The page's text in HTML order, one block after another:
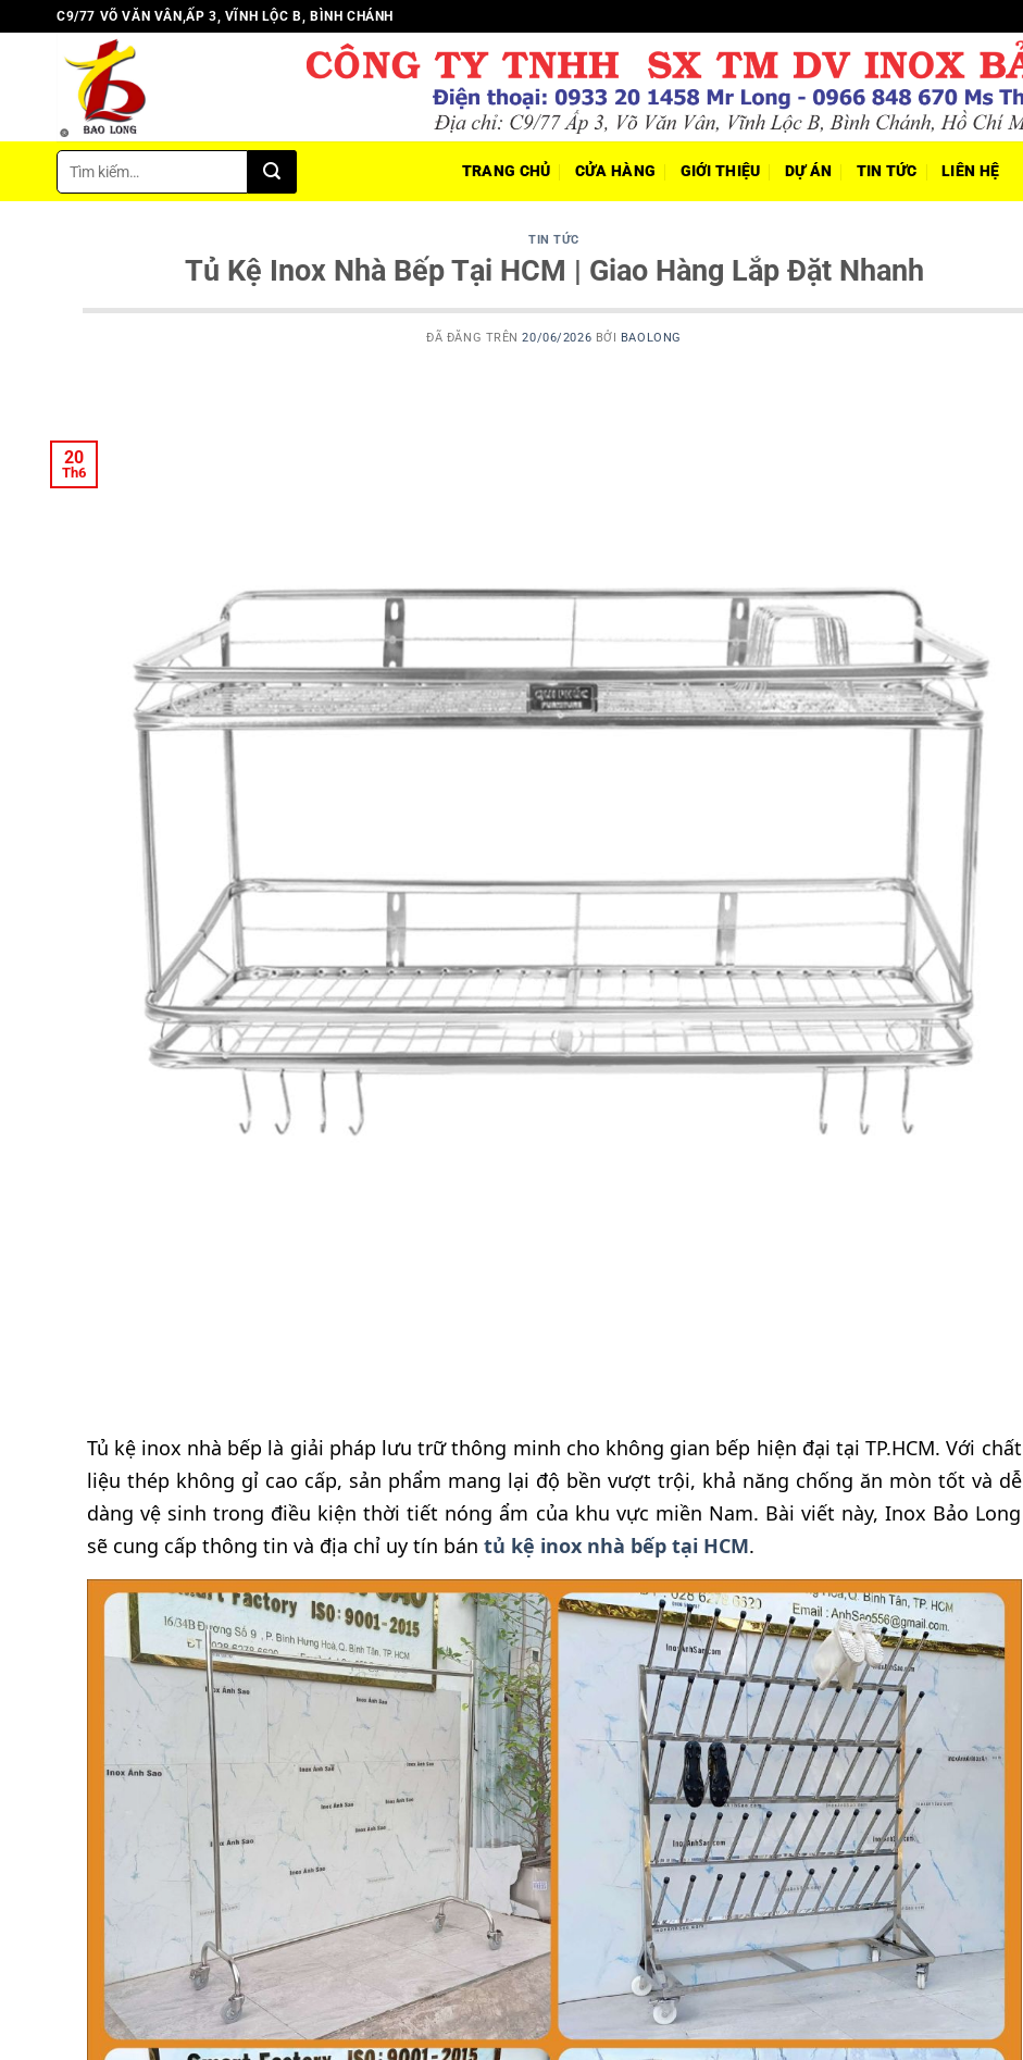
đến
C9/77 VÕ VĂN VÂN,ẤP 3, VĨNH LỘC B, BÌNH CHÁNH
Tìm
kiếm:
TRANG CHỦ CỬA HÀNG GIỚI THIỆU DỰ ÁN TIN TỨC LIÊN HỆ
TIN TỨC
Tủ Kệ Inox Nhà Bếp Tại HCM | Giao Hàng Lắp Đặt Nhanh
ĐÃ ĐĂNG TRÊN20/06/2026 BỞI BAOLONG
20
Th6
Tủ kệ inox nhà bếp là giải pháp lưu trữ thông minh cho không gian bếp hiện đại tại TP.HCM. Với chất
liệu thép không gỉ cao cấp, sản phẩm mang lại độ bền vượt trội, khả năng chống ăn mòn tốt và dễ
dàng vệ sinh trong điều kiện thời tiết nóng ẩm của khu vực miền Nam. Bài viết này, Inox Bảo Long
sẽ cung cấp thông tin và địa chỉ uy tín bán tủ kệ inox nhà bếp tại HCM.